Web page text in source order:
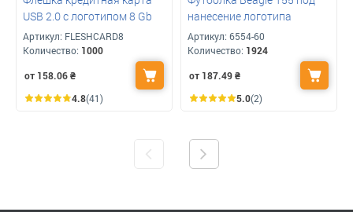
USB 2.0 с логотипом 8 Gb
Артикул: FLESHCARD8
Количество: 1000
от 158.06₴
4.8(41)
нанесение логотипа
Артикул: 6554-60
Количество: 1924
от 187.49₴
5.0(2)